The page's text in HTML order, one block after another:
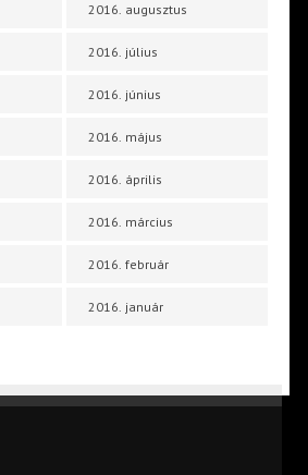
2016. augusztus
2016. július
2016. június
2016. május
2016. április
2016. március
2016. február
2016. január